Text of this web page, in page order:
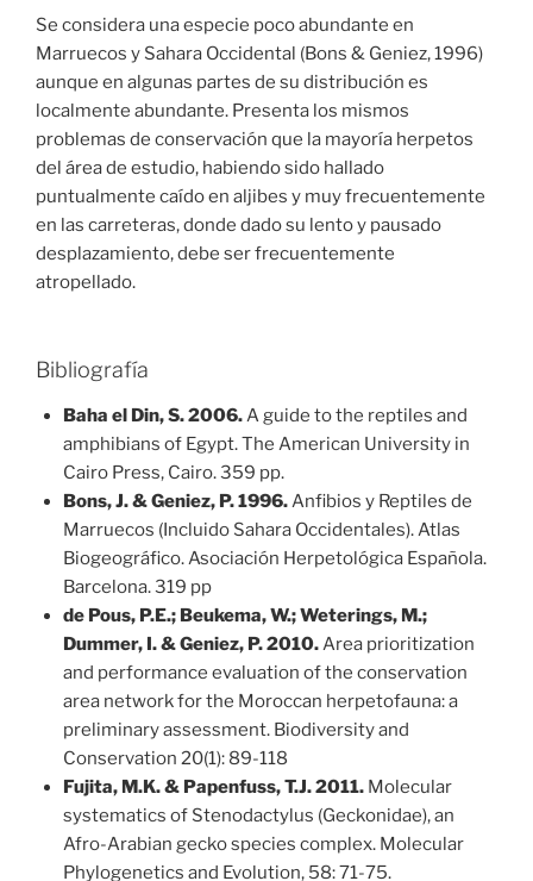
Se considera una especie poco abundante en
Marruecos y Sahara Occidental (Bons & Geniez, 1996)
aunque en algunas partes de su distribución es
localmente abundante. Presenta los mismos
problemas de conservación que la mayoría herpetos
del área de estudio, habiendo sido hallado
puntualmente caído en aljibes y muy frecuentemente
en las carreteras, donde dado su lento y pausado
desplazamiento, debe ser frecuentemente
atropellado.
Bibliografía
Baha el Din, S. 2006.A guide to the reptiles and
amphibians of Egypt. The American University in
Cairo Press, Cairo. 359 pp.
Bons, J. & Geniez, P. 1996.Anfibios y Reptiles de
Marruecos (Incluido Sahara Occidentales). Atlas
Biogeográfico. Asociación Herpetológica Española.
Barcelona. 319 pp
de Pous, P.E.; Beukema, W.; Weterings, M.;
Dummer, I. & Geniez, P. 2010.Area prioritization
and performance evaluation of the conservation
area network for the Moroccan herpetofauna: a
preliminary assessment. Biodiversity and
Conservation 20(1): 89-118
Fujita, M.K. & Papenfuss, T.J. 2011.Molecular
systematics of Stenodactylus (Geckonidae), an
Afro-Arabian gecko species complex. Molecular
Phylogenetics and Evolution, 58: 71-75.